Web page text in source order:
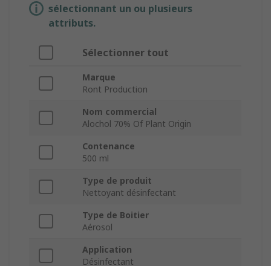
sélectionnant un ou plusieurs
attributs.
Sélectionner tout
Marque
Ront Production
Nom commercial
Alochol 70% Of Plant Origin
Contenance
500 ml
Type de produit
Nettoyant désinfectant
Type de Boitier
Aérosol
Application
Désinfectant